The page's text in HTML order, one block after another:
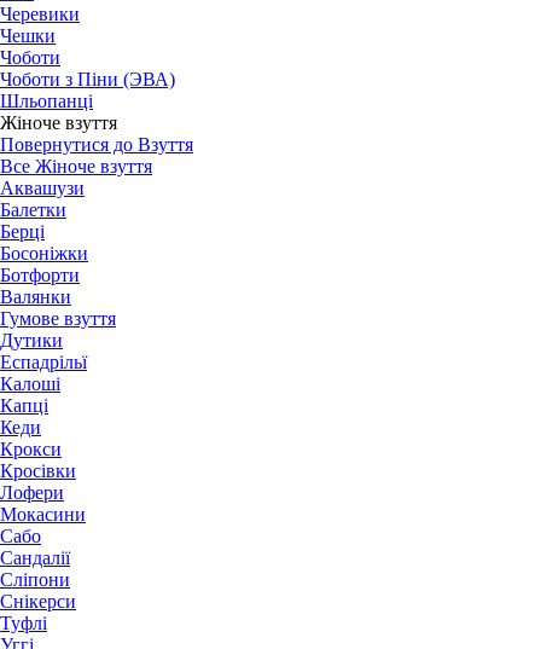
Черевики
Чешки
Чоботи
Чоботи з Піни (ЭВА)
Шльопанці
Жіноче взуття
Повернутися до Взуття
Все Жіноче взуття
Аквашузи
Балетки
Берці
Босоніжки
Ботфорти
Валянки
Гумове взуття
Дутики
Еспадрільї
Калоші
Капці
Кеди
Крокси
Кросівки
Лофери
Мокасини
Сабо
Сандалії
Сліпони
Снікерси
Туфлі
Уггі